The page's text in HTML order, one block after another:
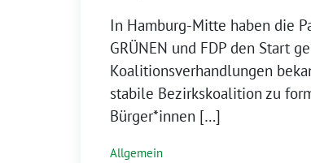
In Hamburg-Mitte haben die
GRÜNEN und FDP den Start
Koalitionsverhandlungen
stabile Bezirkskoalition zu
Bürger*innen […]
Allgemein